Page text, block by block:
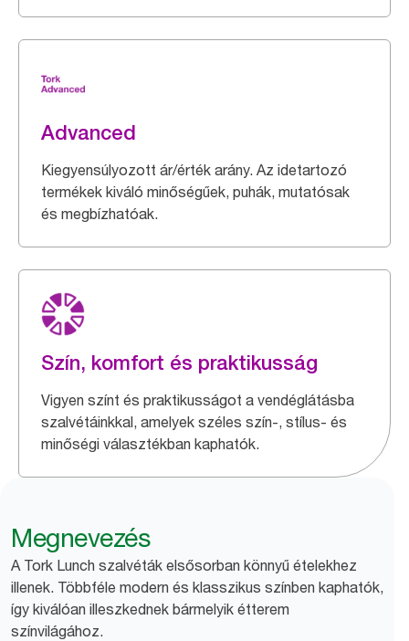
Advanced
Kiegyensúlyozott ár/érték arány. Az idetartozó
termékek kiváló minőségűek, puhák, mutatósak
és megbízhatóak.
Szín, komfort és praktikusság
Vigyen színt és praktikusságot a vendéglátásba
szalvétáinkkal, amelyek széles szín-, stílus- és
minőségi választékban kaphatók.
Megnevezés
A Tork Lunch szalvéták elsősorban könnyű ételekhez
illenek. Többféle modern és klasszikus színben kaphatók,
így kiválóan illeszkednek bármelyik étterem
színvilágához.